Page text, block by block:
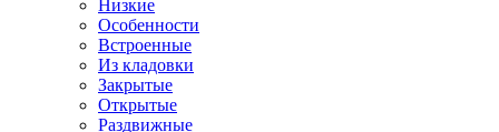
Низкие
Особенности
Встроенные
Из кладовки
Закрытые
Открытые
Раздвижные